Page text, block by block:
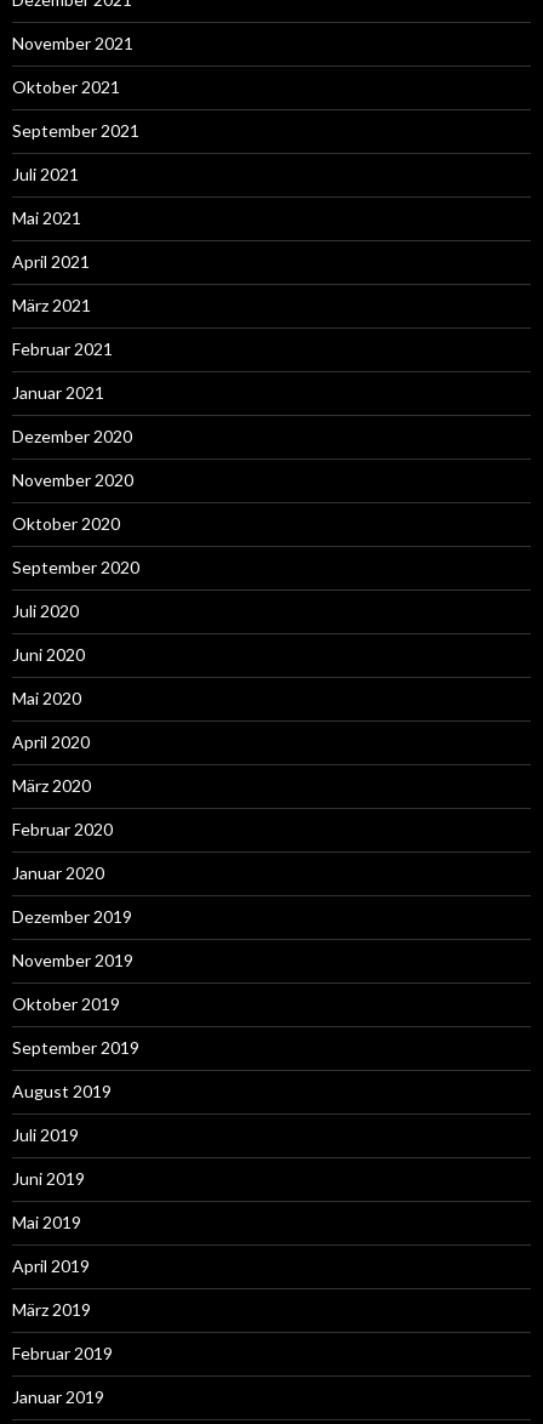
November 2021
Oktober 2021
September 2021
Juli 2021
Mai 2021
April 2021
März 2021
Februar 2021
Januar 2021
Dezember 2020
November 2020
Oktober 2020
September 2020
Juli 2020
Juni 2020
Mai 2020
April 2020
März 2020
Februar 2020
Januar 2020
Dezember 2019
November 2019
Oktober 2019
September 2019
August 2019
Juli 2019
Juni 2019
Mai 2019
April 2019
März 2019
Februar 2019
Januar 2019